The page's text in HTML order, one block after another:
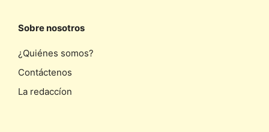
Sobre nosotros
¿Quiénes somos?
Contáctenos
La redaccíon